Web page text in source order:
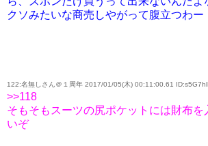
クソみたいな商売しやがって腹立つわー
122:名無しさん＠１周年 2017/01/05(木) 00:11:00.61
>>118
そもそもスーツの尻ポケットには財布を
いぞ